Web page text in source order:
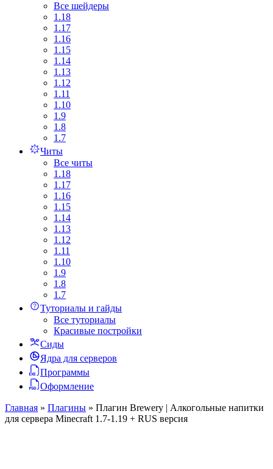
Все шейдеры
1.18
1.17
1.16
1.15
1.14
1.13
1.12
1.11
1.10
1.9
1.8
1.7
Читы
Все читы
1.18
1.17
1.16
1.15
1.14
1.13
1.12
1.11
1.10
1.9
1.8
1.7
Туториалы и гайды
Все туториалы
Красивые постройки
Сиды
Ядра для серверов
Программы
Оформление
Главная » Плагины » Плагин Brewery | Алкогольные напитки
для сервера Minecraft 1.7-1.19 + RUS версия